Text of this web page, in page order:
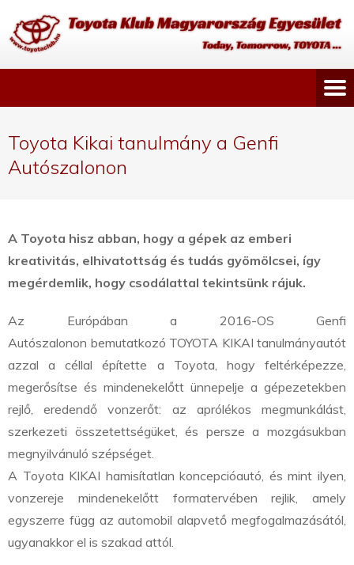
Toyota Kikai tanulmány a Genfi
Autószalonon
A Toyota hisz abban, hogy a gépek az emberi
kreativitás, elhivatottság és tudás gyömölcsei, így
megérdemlik, hogy csodálattal tekintsünk rájuk.
Az Európában a 2016-OS Genfi
Autószalonon bemutatkozó TOYOTA KIKAI tanulmányautót
azzal a céllal építette a Toyota, hogy feltérképezze,
megerősítse és mindenekelőtt ünnepelje a gépezetekben
rejlő, eredendő vonzerőt: az aprólékos megmunkálást,
szerkezeti összetettségüket, és persze a mozgásukban
megnyilvánuló szépséget.
A Toyota KIKAI hamisítatlan koncepcióautó, és mint ilyen,
vonzereje mindenekelőtt formatervében rejlik, amely
egyszerre függ az automobil alapvető megfogalmazásától,
ugyanakkor el is szakad attól.